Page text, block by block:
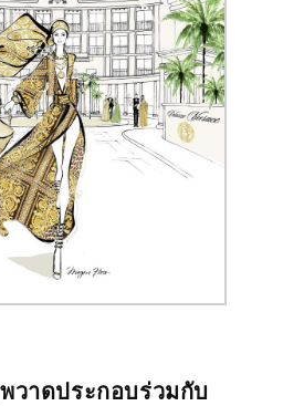
วาดประกอบร่วมกับ